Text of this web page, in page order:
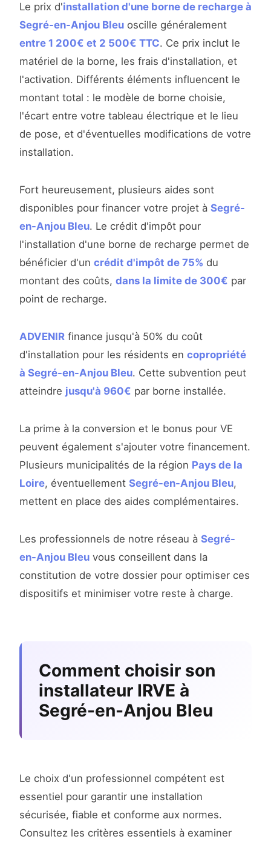
Le prix d'installation d'une borne de recharge à
Segré-en-Anjou Bleu oscille généralement
entre 1 200€ et 2 500€ TTC. Ce prix inclut le
matériel de la borne, les frais d'installation, et
l'activation. Différents éléments influencent le
montant total : le modèle de borne choisie,
l'écart entre votre tableau électrique et le lieu
de pose, et d'éventuelles modifications de votre
installation.
Fort heureusement, plusieurs aides sont
disponibles pour financer votre projet à Segré-
en-Anjou Bleu. Le crédit d'impôt pour
l'installation d'une borne de recharge permet de
bénéficier d'un crédit d'impôt de 75% du
montant des coûts, dans la limite de 300€ par
point de recharge.
ADVENIR finance jusqu'à 50% du coût
d'installation pour les résidents en copropriété
à Segré-en-Anjou Bleu. Cette subvention peut
atteindre jusqu'à 960€ par borne installée.
La prime à la conversion et le bonus pour VE
peuvent également s'ajouter votre financement.
Plusieurs municipalités de la région Pays de la
Loire, éventuellement Segré-en-Anjou Bleu,
mettent en place des aides complémentaires.
Les professionnels de notre réseau à Segré-
en-Anjou Bleu vous conseillent dans la
constitution de votre dossier pour optimiser ces
dispositifs et minimiser votre reste à charge.
Comment choisir son
installateur IRVE à
Segré-en-Anjou Bleu
Le choix d'un professionnel compétent est
essentiel pour garantir une installation
sécurisée, fiable et conforme aux normes.
Consultez les critères essentiels à examiner